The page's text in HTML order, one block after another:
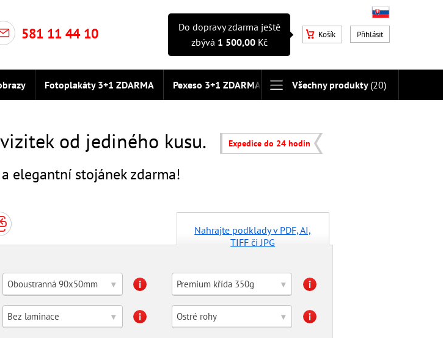
581 11 44 10 Přihlásit
Košík
Do dopravy zdarma ještě
zbývá 1 500,00Kč
Fotoplakáty 3+1 ZDARMA Pexeso 3+1 ZDARMA Fotoobrazy na desce
Všechny produkty (20)
od jediného kusu. Expedice do 24 hodin
elegantní stojánek zdarma!
Nahrajte podklady v PDF, AI,
TIFF či JPG
Oboustranná 90x50mm ▾ Premium křída 350g ▾
Bez laminace ▾ Ostré rohy ▾